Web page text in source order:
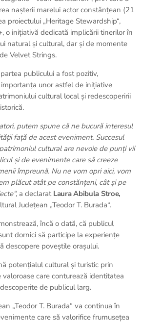
nașterii marelui actor constănțean (21
proiectului „Heritage Stewardship“,
o inițiativă dedicată implicării tinerilor în
natural și cultural, dar și de momente
Velvet Strings.
publicului a fost pozitiv,
unor astfel de inițiative
cultural local și redescoperirii
putem spune că ne bucură interesul
față de acest eveniment. Succesul
cultural are nevoie de punți vii
și de evenimente care să creeze
împreună. Nu ne vom opri aici, vom
plăcut atât pe constănțeni, cât și pe
a declarat Laura Abibula Stroe,
Județean „Teodor T. Burada“.
încă o dată, că publicul
dornici să participe la experiențe
descopere poveștile orașului.
potențialul cultural și turistic prin
care conturează identitatea
de publicul larg.
„Teodor T. Burada“ va continua în
care să valorifice frumusețea